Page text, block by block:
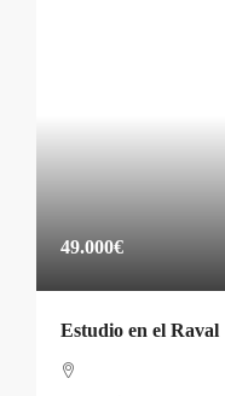
49.000€
Estudio en el Raval